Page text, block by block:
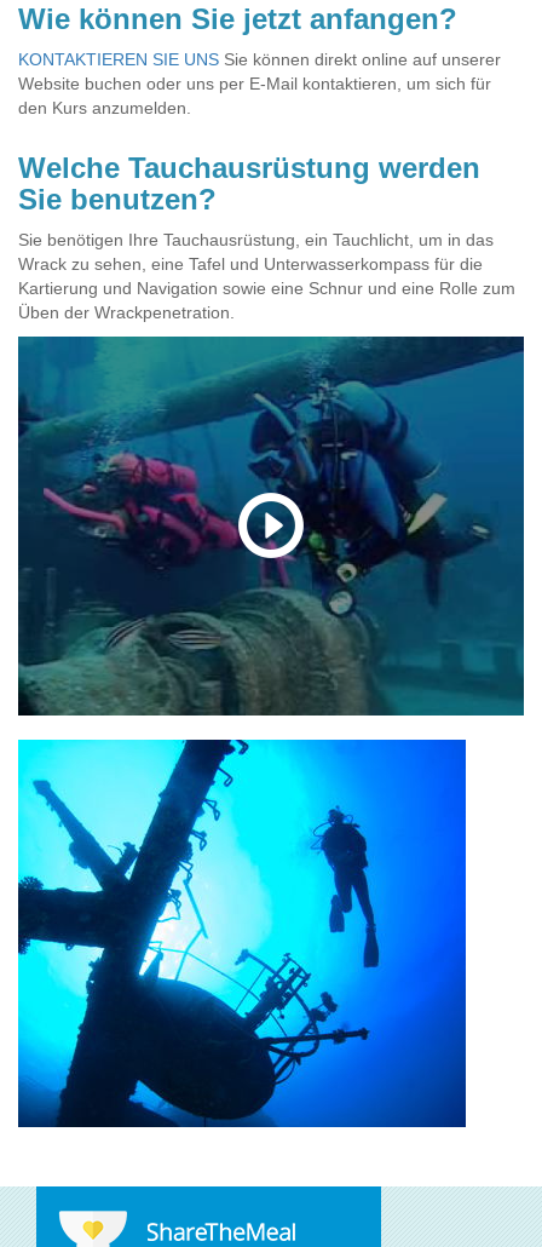
Wie können Sie jetzt anfangen?
KONTAKTIEREN SIE UNS Sie können direkt online auf unserer
Website buchen oder uns per E-Mail kontaktieren, um sich für
den Kurs anzumelden.
Welche Tauchausrüstung werden
Sie benutzen?
Sie benötigen Ihre Tauchausrüstung, ein Tauchlicht, um in das
Wrack zu sehen, eine Tafel und Unterwasserkompass für die
Kartierung und Navigation sowie eine Schnur und eine Rolle zum
Üben der Wrackpenetration.